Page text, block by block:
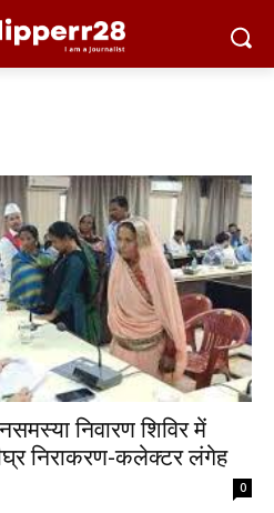
निवारण शिविर में
निराकरण-कलेक्टर लंगेह
0